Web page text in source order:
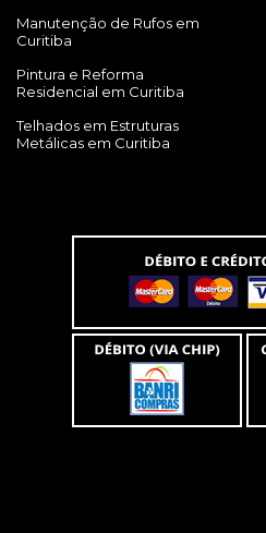
Manutenção de Rufos em
Curitiba
Pintura e Reforma
Residencial em Curitiba
Telhados em Estruturas
Metálicas em Curitiba